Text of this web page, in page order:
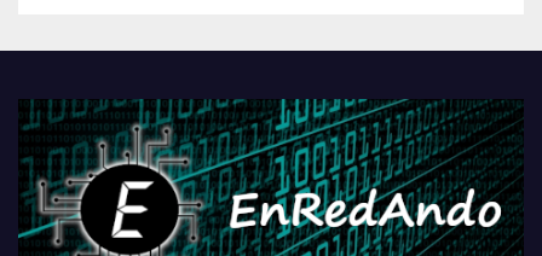
PlayStationeko bideojoko